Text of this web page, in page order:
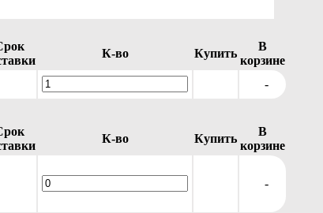
К-во Купить
В
корзине
-
К-во Купить
В
корзине
-